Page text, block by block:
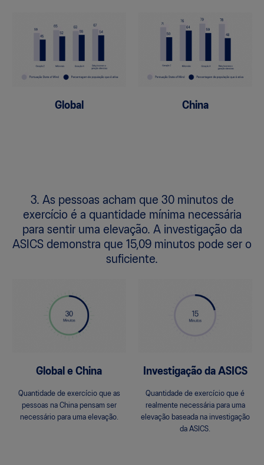
Global China
3. As pessoas acham que 30 minutos de
exercício é a quantidade mínima necessária
para sentir uma elevação. A investigação da
ASICS demonstra que 15,09 minutos pode ser o
suficiente.
Global e China
Quantidade de exercício que as
pessoas na China pensam ser
necessário para uma elevação.
Investigação da ASICS
Quantidade de exercício que é
realmente necessária para uma
elevação baseada na investigação
da ASICS.